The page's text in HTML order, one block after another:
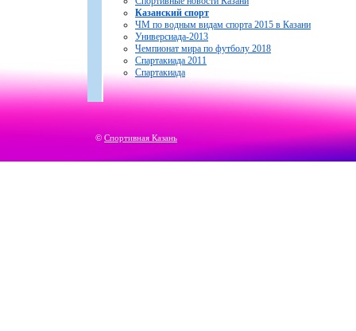
Казанский спорт
ЧМ по водным видам спорта 2015 в Казани
Универсиада-2013
Чемпионат мира по футболу 2018
Спартакиада 2011
Спартакиада
© Спортивная Казань